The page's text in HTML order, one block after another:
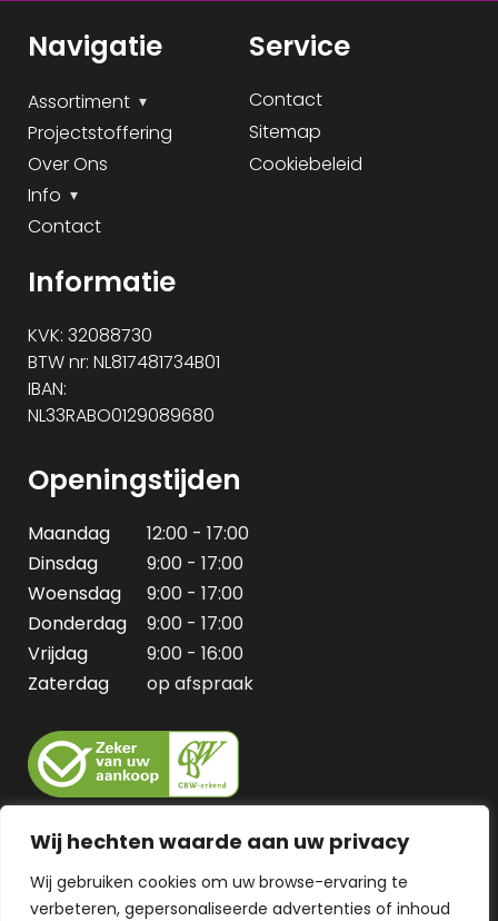
Wij hechten waarde aan uw privacy
Wij gebruiken cookies om uw browse-ervaring te
verbeteren, gepersonaliseerde advertenties of inhoud
Navigatie
Assortiment
Projectstoffering
Over Ons
Info
Contact
Service
Contact
Sitemap
Cookiebeleid
Informatie
KVK: 32088730
BTW nr: NL817481734B01
IBAN:
NL33RABO0129089680
Openingstijden
Maandag
12:00 - 17:00
Dinsdag
9:00 - 17:00
Woensdag
9:00 - 17:00
Donderdag
9:00 - 17:00
Vrijdag
9:00 - 16:00
Zaterdag
op afspraak